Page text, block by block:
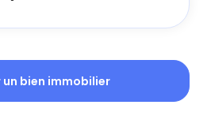
un bien immobilier